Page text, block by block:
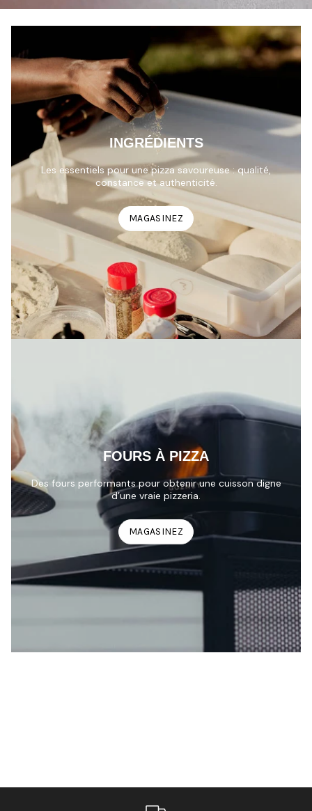
INGRÉDIENTS
Les essentiels pour une pizza savoureuse : qualité,
constance et authenticité.
MAGASINEZ
FOURS À PIZZA
Des fours performants pour obtenir une cuisson digne
d’une vraie pizzeria.
MAGASINEZ